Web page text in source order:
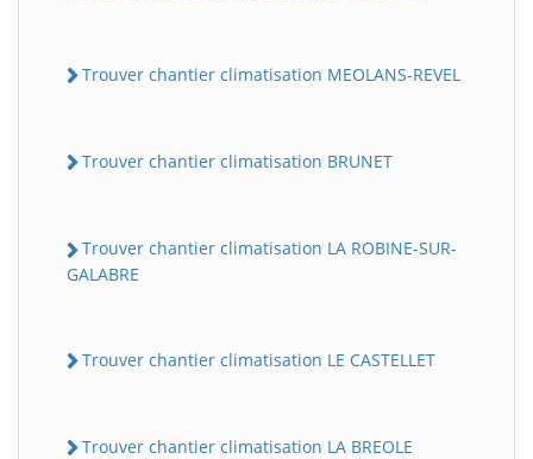
Trouver chantier climatisation MEOLANS-REVEL
Trouver chantier climatisation BRUNET
Trouver chantier climatisation LA ROBINE-SUR-
GALABRE
Trouver chantier climatisation LE CASTELLET
Trouver chantier climatisation LA BREOLE